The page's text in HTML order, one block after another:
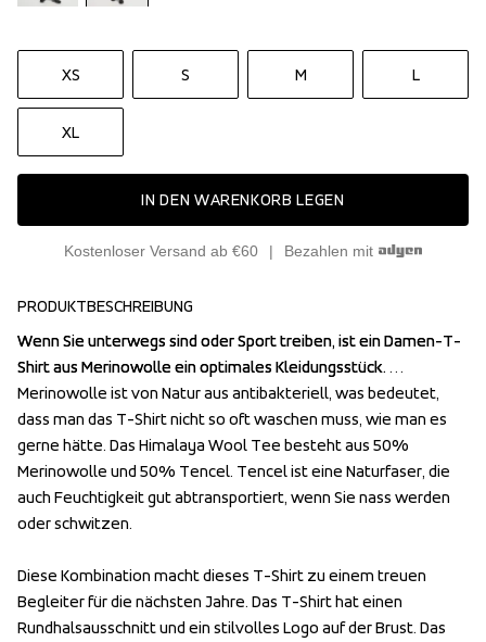
XS S M L
XL
IN DEN WARENKORB LEGEN
Kostenloser Versand ab €60 Bezahlen mit
PRODUKTBESCHREIBUNG
Wenn Sie unterwegs sind oder Sport treiben, ist ein Damen-T-
Shirt aus Merinowolle ein optimales Kleidungsstück.
Merinowolle ist von Natur aus antibakteriell, was bedeutet,
dass man das T-Shirt nicht so oft waschen muss, wie man es
gerne hätte. Das Himalaya Wool Tee besteht aus 50%
Merinowolle und 50% Tencel. Tencel ist eine Naturfaser, die
auch Feuchtigkeit gut abtransportiert, wenn Sie nass werden
oder schwitzen.
Diese Kombination macht dieses T-Shirt zu einem treuen
Begleiter für die nächsten Jahre. Das T-Shirt hat einen
Rundhalsausschnitt und ein stilvolles Logo auf der Brust. Das
Wenn Sie unterwegs sind oder Sport treiben, ist ein Damen-T-
Shirt aus Merinowolle ein optimales Kleidungsstück.
Merinowolle ist von Natur aus antibakteriell, was bedeutet,
dass man das T-Shirt nicht so oft waschen muss, wie man es
gerne hätte. Das Himalaya Wool Tee besteht aus 50%
Merinowolle und 50% Tencel. Tencel ist eine Naturfaser, die
auch Feuchtigkeit gut abtransportiert, wenn Sie nass werden
oder schwitzen.
Diese Kombination macht dieses T-Shirt zu einem treuen
Begleiter für die nächsten Jahre. Das T-Shirt hat einen
Rundhalsausschnitt und ein stilvolles Logo auf der Brust. Das